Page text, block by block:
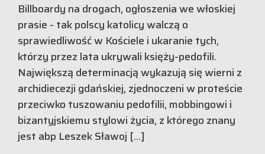
Billboardy na drogach, ogłoszenia we włoskiej
prasie - tak polscy katolicy walczą o
sprawiedliwość w Kościele i ukaranie tych,
którzy przez lata ukrywali księży-pedofili.
Największą determinacją wykazują się wierni z
archidiecezji gdańskiej, zjednoczeni w proteście
przeciwko tuszowaniu pedofilii, mobbingowi i
bizantyjskiemu stylowi życia, z którego znany
jest abp Leszek Sławoj [...]